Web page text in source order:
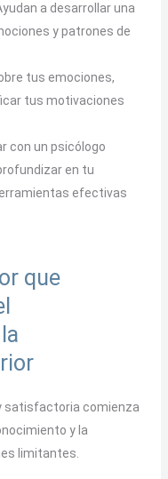
a desarrollar una
y patrones de
tus emociones,
tus motivaciones
con un psicólogo
en tu
efectivas
que
satisfactoria comienza
y la
limitantes.